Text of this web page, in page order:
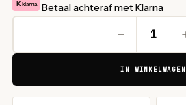
K klarna Betaal achteraf met Klarna
IN WINKELWAGEN